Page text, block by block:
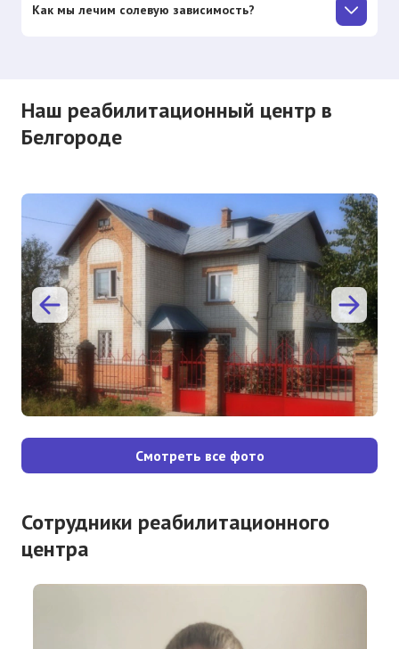
Как мы лечим солевую зависимость?
Наш реабилитационный центр в
Белгороде
Смотреть все фото
Сотрудники реабилитационного
центра